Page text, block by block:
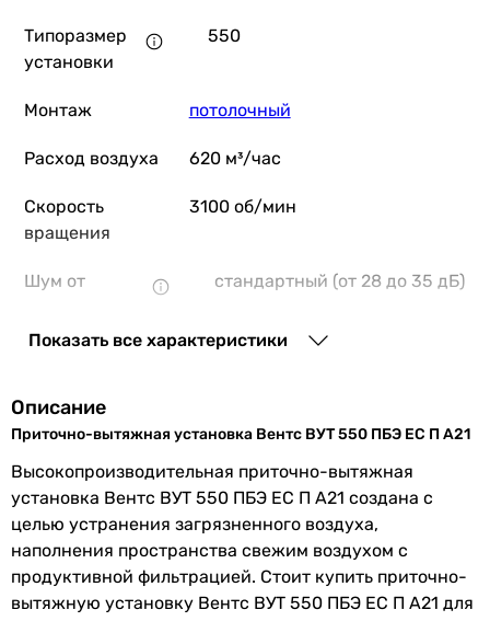
Типоразмер
установки
550
Монтаж потолочный
Расход воздуха 620 м³/час
Скорость
вращения
3100 об/мин
Шум от
стандартный (от 28 до 35 дБ)
30 дБ
Максимальное
давление
Управление панель управления (опция),
fi управление
Подключение к
умному дому
Modbus
Показать все характеристики
Описание
Приточно-вытяжная установка Вентс ВУТ 550 ПБЭ ЕС П А21
Высокопроизводительная приточно-вытяжная
установка Вентс ВУТ 550 ПБЭ ЕС П А21 создана с
целью устранения загрязненного воздуха,
наполнения пространства свежим воздухом с
продуктивной фильтрацией. Стоит купить приточно-
вытяжную установку Вентс ВУТ 550 ПБЭ ЕС П А21 для